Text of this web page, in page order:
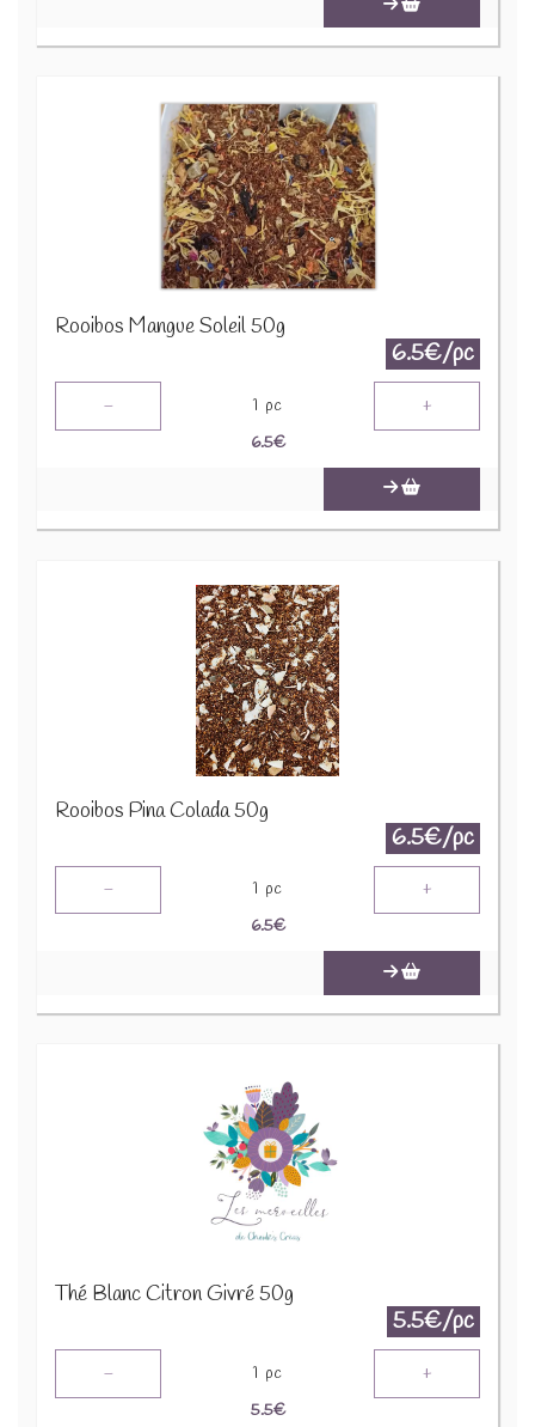
Rooibos Mangue Soleil 50g
6.5€/pc
- 1 pc +
6.5€
Rooibos Pina Colada 50g
6.5€/pc
- 1 pc +
6.5€
Thé Blanc Citron Givré 50g
5.5€/pc
- 1 pc +
5.5€